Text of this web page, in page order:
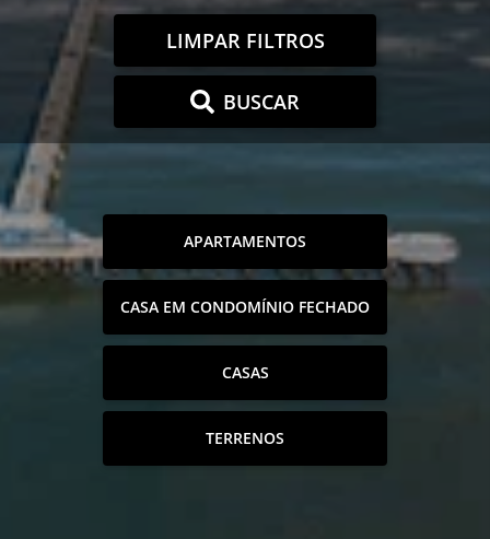
LIMPAR FILTROS
BUSCAR
APARTAMENTOS
CASA EM CONDOMÍNIO FECHADO
CASAS
TERRENOS